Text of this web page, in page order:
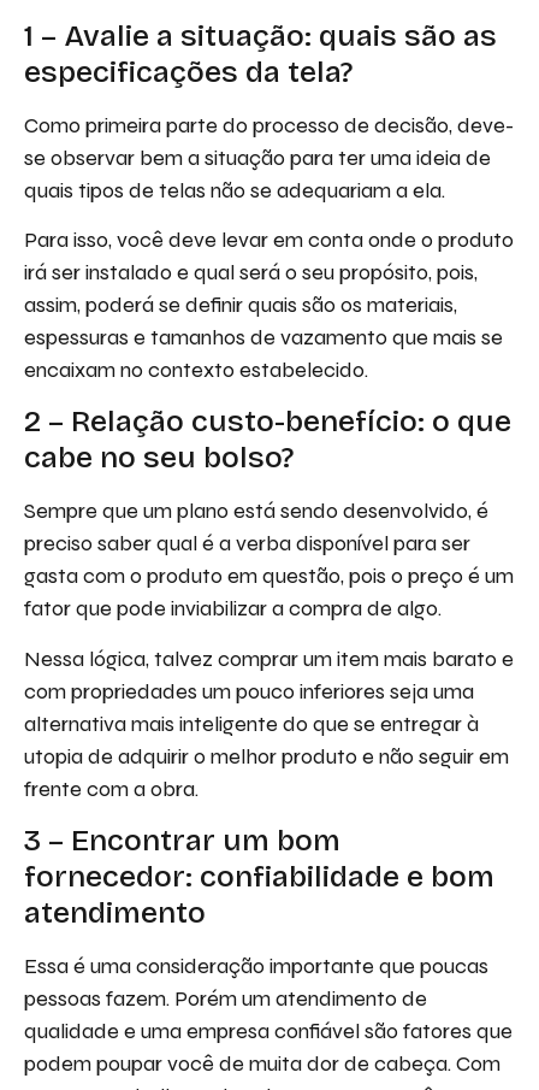
1 – Avalie a situação: quais são as
especificações da tela?
Como primeira parte do processo de decisão, deve-
se observar bem a situação para ter uma ideia de
quais tipos de telas não se adequariam a ela.
Para isso, você deve levar em conta onde o produto
irá ser instalado e qual será o seu propósito, pois,
assim, poderá se definir quais são os materiais,
espessuras e tamanhos de vazamento que mais se
encaixam no contexto estabelecido.
2 – Relação custo-benefício: o que
cabe no seu bolso?
Sempre que um plano está sendo desenvolvido, é
preciso saber qual é a verba disponível para ser
gasta com o produto em questão, pois o preço é um
fator que pode inviabilizar a compra de algo.
Nessa lógica, talvez comprar um item mais barato e
com propriedades um pouco inferiores seja uma
alternativa mais inteligente do que se entregar à
utopia de adquirir o melhor produto e não seguir em
frente com a obra.
3 – Encontrar um bom
fornecedor: confiabilidade e bom
atendimento
Essa é uma consideração importante que poucas
pessoas fazem. Porém um atendimento de
qualidade e uma empresa confiável são fatores que
podem poupar você de muita dor de cabeça. Com